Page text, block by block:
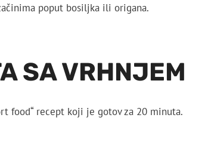
poput bosiljka ili origana.
SA VRHNJEM
food“ recept koji je gotov za 20 minuta.